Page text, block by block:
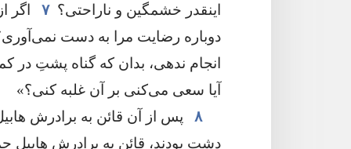
اینقدر خشمگین و ناراحتی؟‏ ۷
اگر
دوباره رضایت مرا به دست
انجام ندهی،‏ بدان که گناه پشتِ در
آیا سعی می‌کنی بر آن غلبه کنی؟‏»‏
۸
پس از آن قائن به برادرش
دشت بودند،‏ قائن به برادرش هابیل